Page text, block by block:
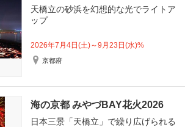
天橋立の砂浜を幻想的な光でライトア
ップ
2026年7月4日(土)～9月23日(水)%
京都府
海の京都 みやづBAY花火2026
日本三景「天橋立」で繰り広げられる